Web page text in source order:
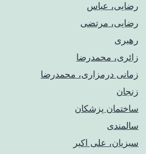
رضایی، عباس
رضایی، مرتضی
رهبری
زائری، محمدرضا
زمانی درمزاری، محمدرضا
زنجان
ساختمان پزشکان
سالمندی
سبزیان، علی اکبر